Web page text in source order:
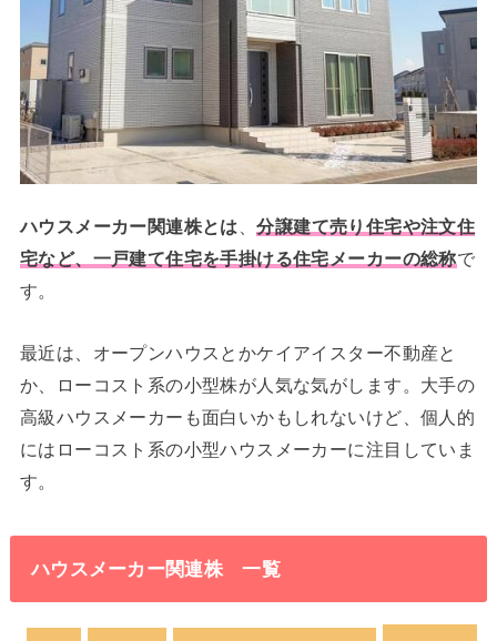
ハウスメーカー関連株とは 、分譲建て売り住宅や注文住
宅など、一戸建て住宅を手掛ける住宅メーカーの総称で
す。
最近は、オープンハウスとかケイアイスター不動産と
か、ローコスト系の小型株が人気な気がします。大手の
高級ハウスメーカーも面白いかもしれないけど、個人的
にはローコスト系の小型ハウスメーカーに注目していま
す。
ハウスメーカー関連株 一覧